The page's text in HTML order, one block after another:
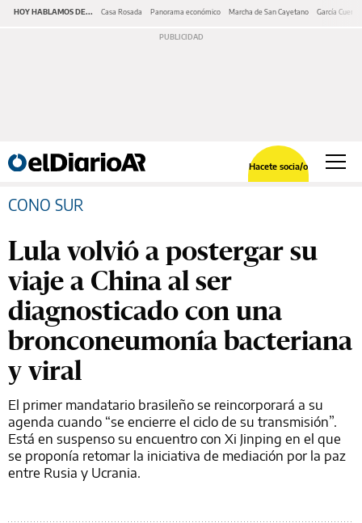
HOY HABLAMOS DE... Casa Rosada Panorama económico Marcha de San Cayetano García Cuerva
Hacete socia/o
CONO SUR
Lula volvió a postergar su
viaje a China al ser
diagnosticado con una
bronconeumonía bacteriana
y viral
El primer mandatario brasileño se reincorporará a su
agenda cuando “se encierre el ciclo de su transmisión”.
Está en suspenso su encuentro con Xi Jinping en el que
se proponía retomar la iniciativa de mediación por la paz
entre Rusia y Ucrania.